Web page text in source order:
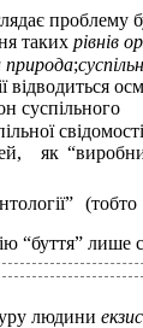
проблему
таких рівнів
;
відводиться
суспільного
як
“буття” лише
людини